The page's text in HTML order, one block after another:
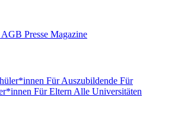
AGB Presse Magazine
Für Auszubildende Für
Für Eltern Alle Universitäten